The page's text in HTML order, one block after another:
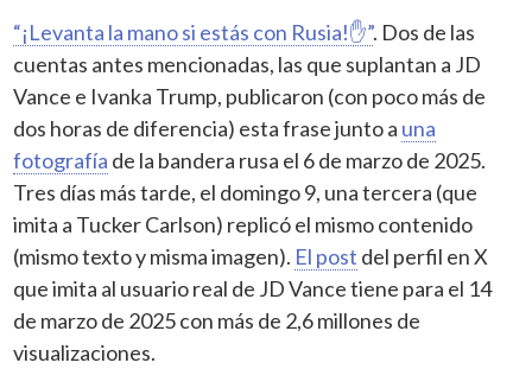
“¡Levanta la mano si estás con Rusia!✋”. Dos de las
cuentas antes mencionadas, las que suplantan a JD
Vance e Ivanka Trump, publicaron (con poco más de
dos horas de diferencia) esta frase junto a una
fotografía de la bandera rusa el 6 de marzo de 2025.
Tres días más tarde, el domingo 9, una tercera (que
imita a Tucker Carlson) replicó el mismo contenido
(mismo texto y misma imagen). El post del perfil en X
que imita al usuario real de JD Vance tiene para el 14
de marzo de 2025 con más de 2,6 millones de
visualizaciones.